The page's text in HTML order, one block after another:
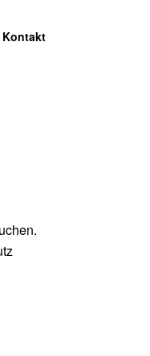
Kontakt